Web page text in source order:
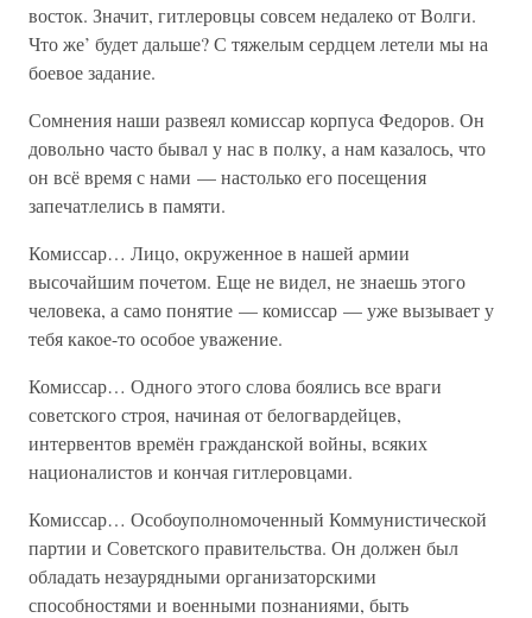
восток. Значит, гитлеровцы совсем недалеко от Волги.
Что же’ будет дальше? С тяжелым сердцем летели мы на
боевое задание.
Сомнения наши развеял комиссар корпуса Федоров. Он
довольно часто бывал у нас в полку, а нам казалось, что
он всё время с нами — настолько его посещения
запечатлелись в памяти.
Комиссар… Лицо, окруженное в нашей армии
высочайшим почетом. Еще не видел, не знаешь этого
человека, а само понятие — комиссар — уже вызывает у
тебя какое-то особое уважение.
Комиссар… Одного этого слова боялись все враги
советского строя, начиная от белогвардейцев,
интервентов времён гражданской войны, всяких
националистов и кончая гитлеровцами.
Комиссар… Особоуполномоченный Коммунистической
партии и Советского правительства. Он должен был
обладать незаурядными организаторскими
способностями и военными познаниями, быть